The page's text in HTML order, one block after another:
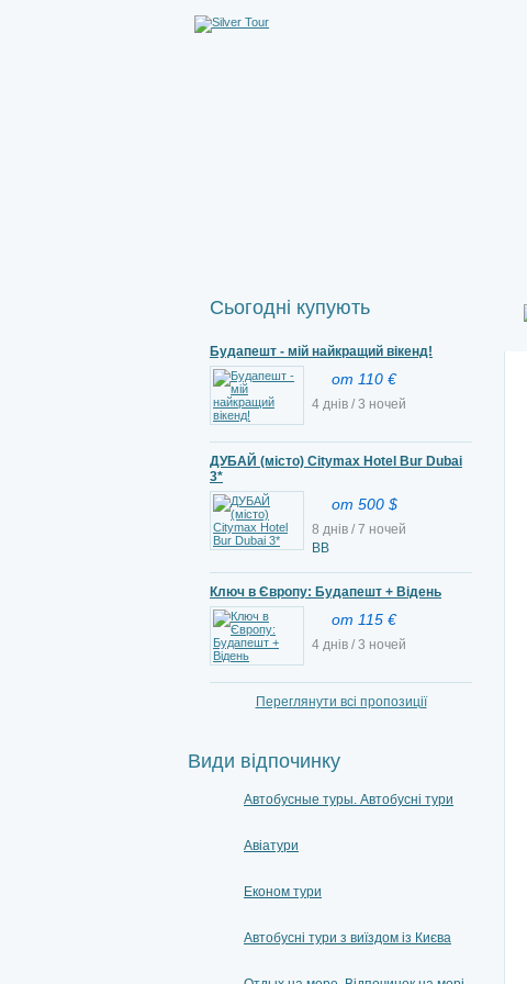
Сьогодні купують
Будапешт - мій найкращий вікенд!
от 110 €
4 днів / 3 ночей
ДУБАЙ (місто) Citymax Hotel Bur Dubai
3*
от 500 $
8 днів / 7 ночей
BB
Ключ в Європу: Будапешт + Відень
от 115 €
4 днів / 3 ночей
Переглянути всі пропозиції
Види відпочинку
Автобусные туры. Автобусні тури
Авіатури
Економ тури
Автобусні тури з виїздом із Києва